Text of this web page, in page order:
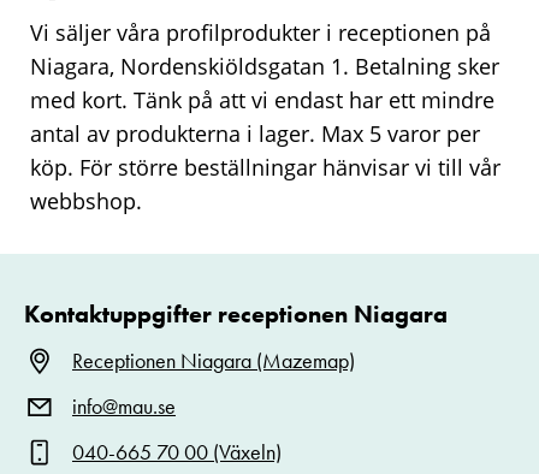
Vi säljer våra profilprodukter i receptionen på
Niagara, Nordenskiöldsgatan 1. Betalning sker
med kort. Tänk på att vi endast har ett mindre
antal av produkterna i lager. Max 5 varor per
köp. För större beställningar hänvisar vi till vår
webbshop.
Kontaktuppgifter receptionen Niagara
Receptionen Niagara (Mazemap)
info@mau.se
040-665 70 00 (Växeln)